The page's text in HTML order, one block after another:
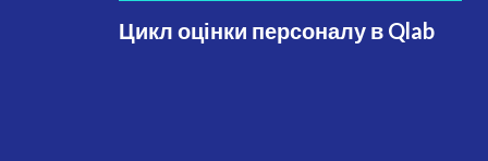
Цикл оцінки персоналу в Qlab